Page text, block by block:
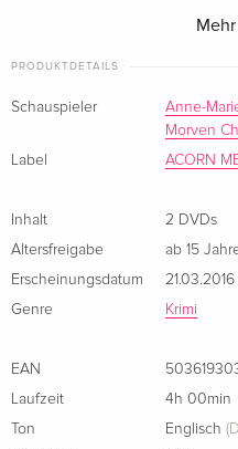
confines of a Leeds prison
wealthy philanthropist from
killing of a Scottish doctor
off-duty policeman.
PRODUKTDETAILS
Schauspieler Anne-
Morven
Label
ACORN
Inhalt
2 DVDs
Altersfreigabe
ab 15
Erscheinungsdatum
21.03.2016
Genre
Krimi
EAN
Laufzeit
4h 00min
Ton
Englisch